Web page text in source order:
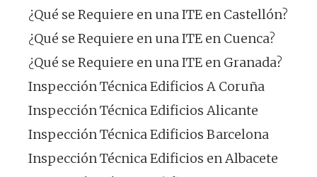
¿Qué se Requiere en una ITE en Castellón?
¿Qué se Requiere en una ITE en Cuenca?
¿Qué se Requiere en una ITE en Granada?
Inspección Técnica Edificios A Coruña
Inspección Técnica Edificios Alicante
Inspección Técnica Edificios Barcelona
Inspección Técnica Edificios en Albacete